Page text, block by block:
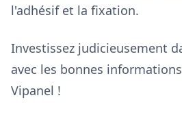
l'adhésif et la fixation.
Investissez judicieusement
avec les bonnes
Vipanel !